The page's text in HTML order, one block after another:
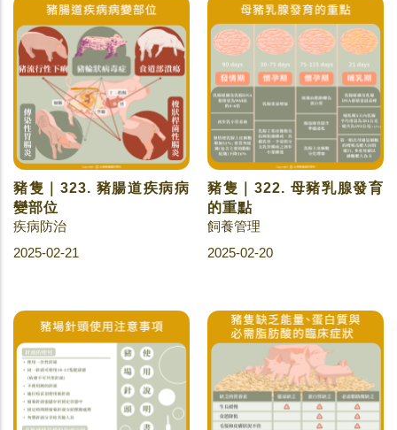
豬隻｜323. 豬腸道疾病病
變部位
疾病防治
2025-02-21
豬隻｜322. 母豬乳腺發育
的重點
飼養管理
2025-02-20